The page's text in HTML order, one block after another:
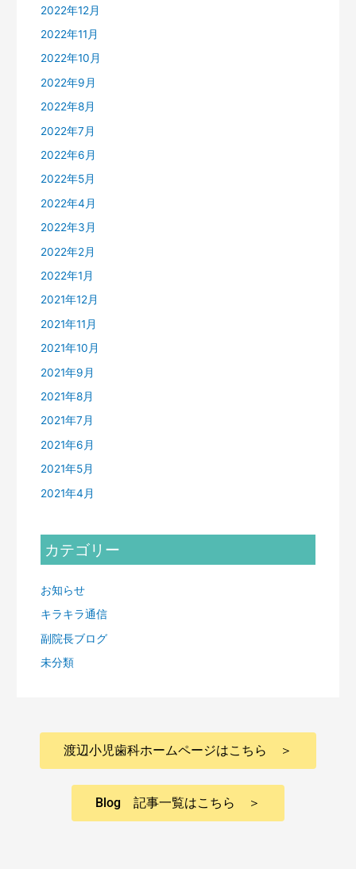
2022年12月
2022年11月
2022年10月
2022年9月
2022年8月
2022年7月
2022年6月
2022年5月
2022年4月
2022年3月
2022年2月
2022年1月
2021年12月
2021年11月
2021年10月
2021年9月
2021年8月
2021年7月
2021年6月
2021年5月
2021年4月
カテゴリー
お知らせ
キラキラ通信
副院長ブログ
未分類
渡辺小児歯科ホームページはこちら ＞
Blog 記事一覧はこちら ＞